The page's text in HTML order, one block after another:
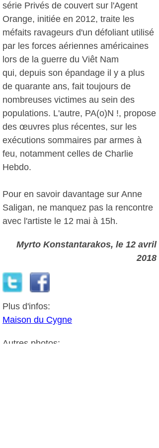
série Privés de couvert sur l'Agent
Orange, initiée en 2012, traite les
méfaits ravageurs d'un défoliant utilisé
par les forces aériennes américaines
lors de la guerre du Viêt Nam
qui, depuis son épandage il y a plus
de quarante ans, fait toujours de
nombreuses victimes au sein des
populations. L'autre, PA(o)N !, propose
des œuvres plus récentes, sur les
exécutions sommaires par armes à
feu, notamment celles de Charlie
Hebdo.
Pour en savoir davantage sur Anne
Saligan, ne manquez pas la rencontre
avec l'artiste le 12 mai à 15h.
Myrto Konstantarakos, le 12 avril
2018
Plus d'infos:
Maison du Cygne
Autres photos: